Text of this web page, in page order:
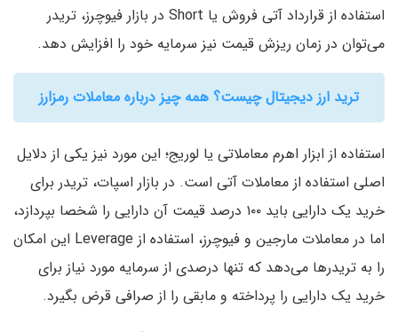
استفاده از قرارداد آتی فروش یا Short در بازار فیوچرز، تریدر
می‌توان در زمان ریزش قیمت نیز سرمایه خود را افزایش دهد.
ترید ارز دیجیتال چیست؟ همه چیز درباره معاملات رمزارز
استفاده از ابزار اهرم معاملاتی یا لوریج؛ این مورد نیز یکی از دلایل
اصلی استفاده از معاملات آتی است. در بازار اسپات، تریدر برای
خرید یک دارایی باید ۱۰۰ درصد قیمت آن دارایی را شخصا بپردازد،
اما در معاملات مارجین و فیوچرز، استفاده از Leverage این امکان
را به تریدرها می‌دهد که تنها درصدی از سرمایه مورد نیاز برای
خرید یک دارایی را پرداخته و مابقی را از صرافی قرض بگیرد.